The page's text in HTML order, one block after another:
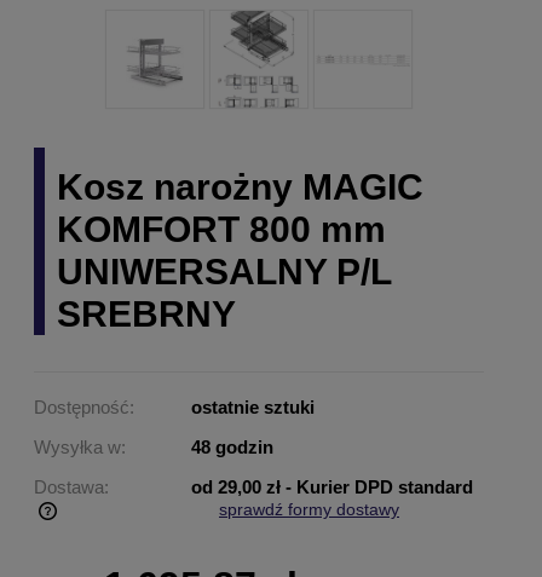
Kosz narożny MAGIC
KOMFORT 800 mm
UNIWERSALNY P/L
SREBRNY
Dostępność:
ostatnie sztuki
Wysyłka w:
48 godzin
Dostawa:
od 29,00 zł - Kurier DPD standard
sprawdź formy dostawy